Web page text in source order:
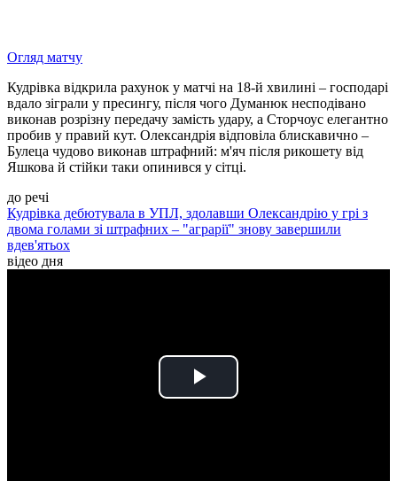
Огляд матчу
Кудрівка відкрила рахунок у матчі на 18-й хвилині – господарі
вдало зіграли у пресингу, після чого Думанюк несподівано
виконав розрізну передачу замість удару, а Сторчоус елегантно
пробив у правий кут. Олександрія відповіла блискавично –
Булеца чудово виконав штрафний: м'яч після рикошету від
Яшкова й стійки таки опинився у сітці.
до речі
Кудрівка дебютувала в УПЛ, здолавши Олександрію у грі з
двома голами зі штрафних – "аграрії" знову завершили
вдев'ятьох
відео дня
Play